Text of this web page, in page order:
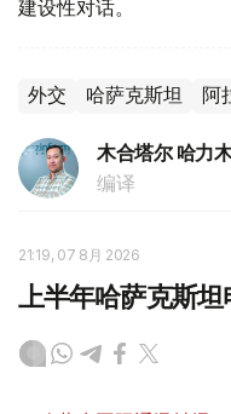
建设性对话。
外交 哈萨克斯坦 阿
木合塔尔 哈力
编译
21:19, 07 8月 2026
上半年哈萨克斯